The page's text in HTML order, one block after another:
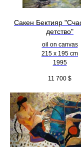
Сакен Бектияр
детство"
oil on canvas
215 x 195 cm
1995
11 700 $